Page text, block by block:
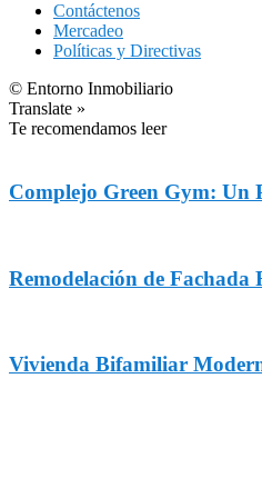
Contáctenos
Mercadeo
Políticas y Directivas
© Entorno Inmobiliario
Translate »
Te recomendamos leer
Complejo Green Gym: Un
Remodelación de Fachada
Vivienda Bifamiliar